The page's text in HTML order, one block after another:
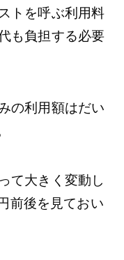
トを呼ぶ利用料
も負担する必要
の利用額はだい
て大きく変動し
前後を見ておい